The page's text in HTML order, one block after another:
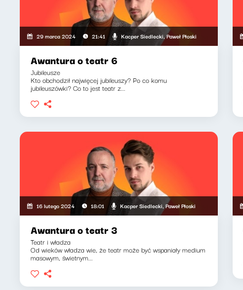
29 marca 2024 21:41 Kacper Siedlecki, Paweł Płoski
Awantura o teatr 6
Jubileusze
Kto obchodził najwięcej jubileuszy? Po co komu
jubileuszówki? Co to jest teatr z...
16 lutego 2024 18:01 Kacper Siedlecki, Paweł Płoski
Awantura o teatr 3
Teatr i władza
Od wieków władza wie, że teatr może być wspaniały medium
masowym, świetnym...